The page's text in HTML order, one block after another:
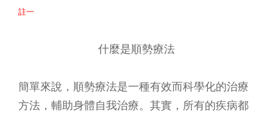
註一
什麼是順勢療法
簡單來說，順勢療法是一種有效而科學化的治療
方法，輔助身體自我治療。其實，所有的疾病都